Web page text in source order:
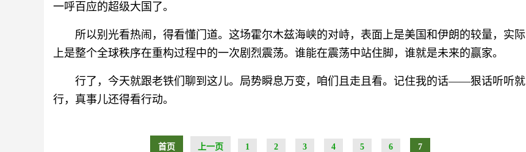
一呼百应的超级大国了。
所以别光看热闹，得看懂门道。这场霍尔木兹海峡的对峙，表面上是美国和伊朗的较量，实际
上是整个全球秩序在重构过程中的一次剧烈震荡。谁能在震荡中站住脚，谁就是未来的赢家。
行了，今天就跟老铁们聊到这儿。局势瞬息万变，咱们且走且看。记住我的话——狠话听听就
行，真事儿还得看行动。
首页 上一页 1 2 3 4 5 6 7